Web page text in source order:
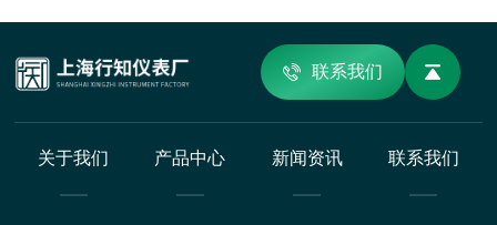
联系我们
关于我们 产品中心 新闻资讯 联系我们